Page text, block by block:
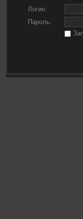
Логин:
Пароль: